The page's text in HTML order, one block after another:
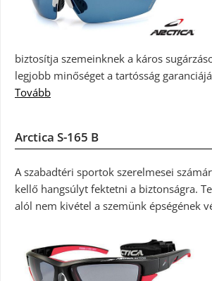
biztosítja szemeinknek a káros
legjobb minőséget a tartósság
Tovább
Arctica S-165 B
A szabadtéri sportok szerelmesei
kellő hangsúlyt fektetni a biztonságra.
alól nem kivétel a szemünk épségének